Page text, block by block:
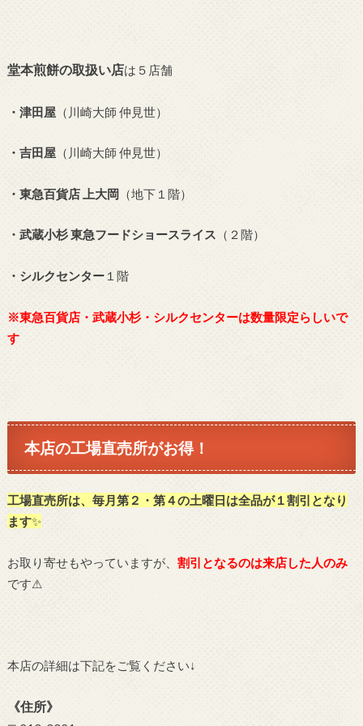
堂本煎餅の取扱い店は５店舗
・津田屋（川崎大師 仲見世）
・吉田屋（川崎大師 仲見世）
・東急百貨店 上大岡（地下１階）
・武蔵小杉 東急フードショースライス （２階）
・シルクセンター１階
※東急百貨店・武蔵小杉・シルクセンターは数量限定らしいで
す
本店の工場直売所がお得！
工場直売所は、毎月第２・第４の土曜日は全品が１割引となり
ます✨
お取り寄せもやっていますが、 割引となるのは来店した人のみ
です⚠
本店の詳細は下記をご覧ください↓
《住所》